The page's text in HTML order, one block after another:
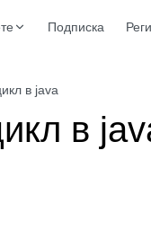
Подписка
в java
в